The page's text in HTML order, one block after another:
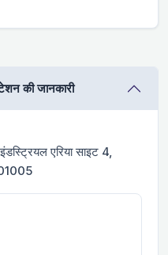
की जानकारी
एरिया साइट 4,